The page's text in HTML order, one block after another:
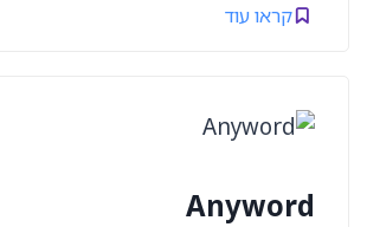
קראו עוד
Anyword